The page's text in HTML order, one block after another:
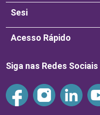
Sesi
Acesso Rápido
Siga nas Redes Sociais